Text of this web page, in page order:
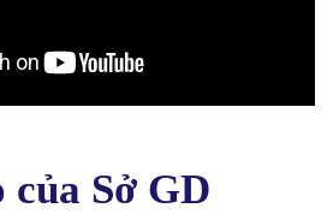
của Sở GD